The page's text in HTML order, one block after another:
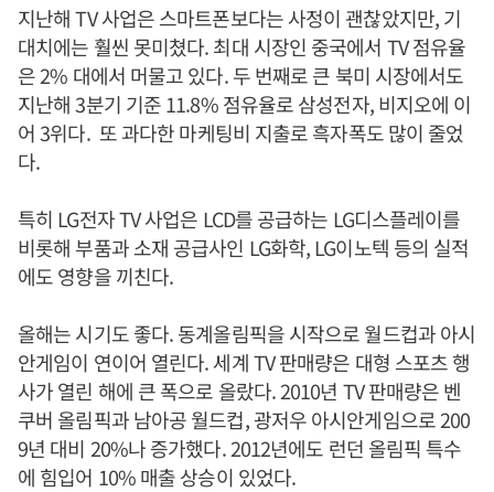
지난해 TV 사업은 스마트폰보다는 사정이 괜찮았지만, 기
대치에는 훨씬 못미쳤다. 최대 시장인 중국에서 TV 점유율
은 2% 대에서 머물고 있다. 두 번째로 큰 북미 시장에서도
지난해 3분기 기준 11.8% 점유율로 삼성전자, 비지오에 이
어 3위다. 또 과다한 마케팅비 지출로 흑자폭도 많이 줄었
다.
특히 LG전자 TV 사업은 LCD를 공급하는 LG디스플레이를
비롯해 부품과 소재 공급사인 LG화학, LG이노텍 등의 실적
에도 영향을 끼친다.
올해는 시기도 좋다. 동계올림픽을 시작으로 월드컵과 아시
안게임이 연이어 열린다. 세계 TV 판매량은 대형 스포츠 행
사가 열린 해에 큰 폭으로 올랐다. 2010년 TV 판매량은 벤
쿠버 올림픽과 남아공 월드컵, 광저우 아시안게임으로 200
9년 대비 20%나 증가했다. 2012년에도 런던 올림픽 특수
에 힘입어 10% 매출 상승이 있었다.